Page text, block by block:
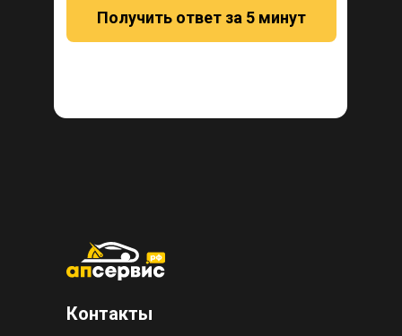
Получить ответ за 5 минут
Контакты